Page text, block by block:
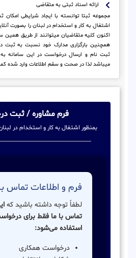
ارائه اسناد ثبتی به متقاضی
مجموعه ثبتا توانسته با ایجاد شرایطی
اشتغال به کار و استخدام در لبنان را بصورت
اکنون کلیه متقاضیان میتوانند از طریق همین
همچنین بارگزاری مدارک خود نسبت به ثبت
ثبت نام و ارسال درخواست در این سامانه
میباشد لذا در صحت و سقم اطلاعات وارد شده
فرم مشاوره / ثبت
بمنظور اشتغال به کار و استخدام در
فرم و اطلاعات تماس
لطفاً توجه داشته باشید که
تماس با ما فقط برای
استفاده می‌شود:
درخواست همکاری